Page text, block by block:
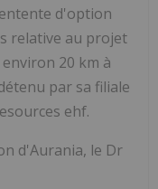
d'option
relative au projet
20 km à
par sa filiale
ehf.
d'Aurania, le Dr